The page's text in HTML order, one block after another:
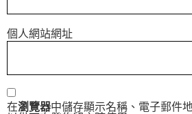
個人網站網址
在瀏覽器中儲存顯示名稱、電子郵件